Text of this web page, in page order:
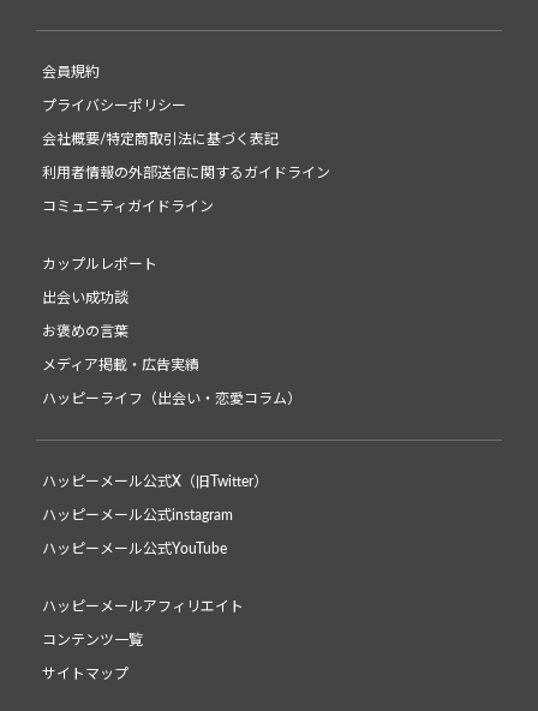
会員規約
プライバシーポリシー
会社概要/特定商取引法に基づく表記
利用者情報の外部送信に関するガイドライン
コミュニティガイドライン
カップルレポート
出会い成功談
お褒めの言葉
メディア掲載・広告実績
ハッピーライフ（出会い・恋愛コラム）
ハッピーメール公式X（旧Twitter）
ハッピーメール公式instagram
ハッピーメール公式YouTube
ハッピーメールアフィリエイト
コンテンツ一覧
サイトマップ